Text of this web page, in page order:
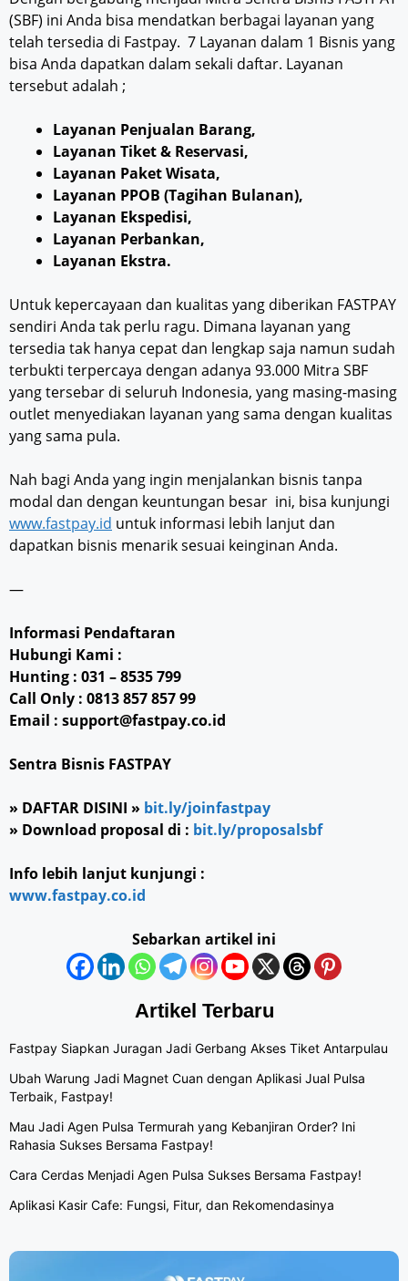
(SBF) ini Anda bisa mendatkan berbagai layanan yang
telah tersedia di Fastpay. 7 Layanan dalam 1 Bisnis yang
bisa Anda dapatkan dalam sekali daftar. Layanan
tersebut adalah ;
Layanan Penjualan Barang,
Layanan Tiket & Reservasi,
Layanan Paket Wisata,
Layanan PPOB (Tagihan Bulanan),
Layanan Ekspedisi,
Layanan Perbankan,
Layanan Ekstra.
Untuk kepercayaan dan kualitas yang diberikan FASTPAY
sendiri Anda tak perlu ragu. Dimana layanan yang
tersedia tak hanya cepat dan lengkap saja namun sudah
terbukti terpercaya dengan adanya 93.000 Mitra SBF
yang tersebar di seluruh Indonesia, yang masing-masing
outlet menyediakan layanan yang sama dengan kualitas
yang sama pula.
Nah bagi Anda yang ingin menjalankan bisnis tanpa
modal dan dengan keuntungan besar ini, bisa kunjungi
www.fastpay.id untuk informasi lebih lanjut dan
dapatkan bisnis menarik sesuai keinginan Anda.
—
Informasi Pendaftaran
Hubungi Kami :
Hunting : 031 – 8535 799
Call Only : 0813 857 857 99
Email : support@fastpay.co.id
Sentra Bisnis FASTPAY
» DAFTAR DISINI » bit.ly/joinfastpay
» Download proposal di : bit.ly/proposalsbf
Info lebih lanjut kunjungi :
www.fastpay.co.id
Sebarkan artikel ini
Artikel Terbaru
Fastpay Siapkan Juragan Jadi Gerbang Akses Tiket Antarpulau
Ubah Warung Jadi Magnet Cuan dengan Aplikasi Jual Pulsa
Terbaik, Fastpay!
Mau Jadi Agen Pulsa Termurah yang Kebanjiran Order? Ini
Rahasia Sukses Bersama Fastpay!
Cara Cerdas Menjadi Agen Pulsa Sukses Bersama Fastpay!
Aplikasi Kasir Cafe: Fungsi, Fitur, dan Rekomendasinya